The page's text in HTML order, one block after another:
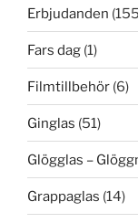
Erbjudanden
Fars dag (1)
Filmtillbehör (6)
Ginglas (51)
Glögglas –
Grappaglas (14)